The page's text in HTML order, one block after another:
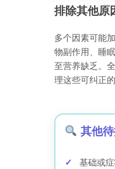
排除其他原
多个因素可能
物副作用、睡
至营养缺乏。
理这些可纠正的
其他
基础或